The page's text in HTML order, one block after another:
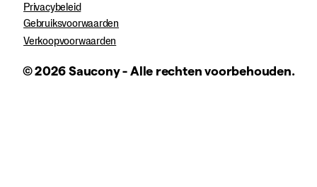
Privacybeleid
Gebruiksvoorwaarden
Verkoopvoorwaarden
© 2026 Saucony - Alle rechten voorbehouden.